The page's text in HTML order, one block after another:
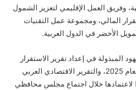
وفريق العمل الإقليمي لتعزيز الشمول
المالي، ومجموعة عمل التقنيات
الأخضر في الدول العربية.
المبذولة في إعداد تقرير الاستقرار
والتقرير الاقتصادي العربي
لاعتمادها خلال اجتماع مجلس محافظي